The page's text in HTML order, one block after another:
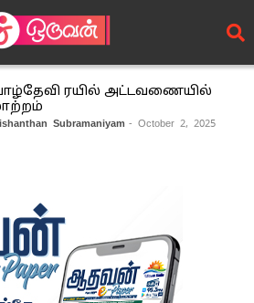
ரயில் அட்டவணையில்
Subramaniyam - October 2, 2025